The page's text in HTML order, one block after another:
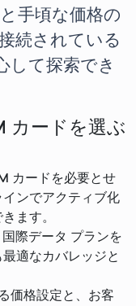
手頃な価格の
続されている
して探索でき
カードを選ぶ
カードを必要とせ
ンでアクティブ化
ます。
際データ プランを
適なカバレッジと
価格設定と、お客